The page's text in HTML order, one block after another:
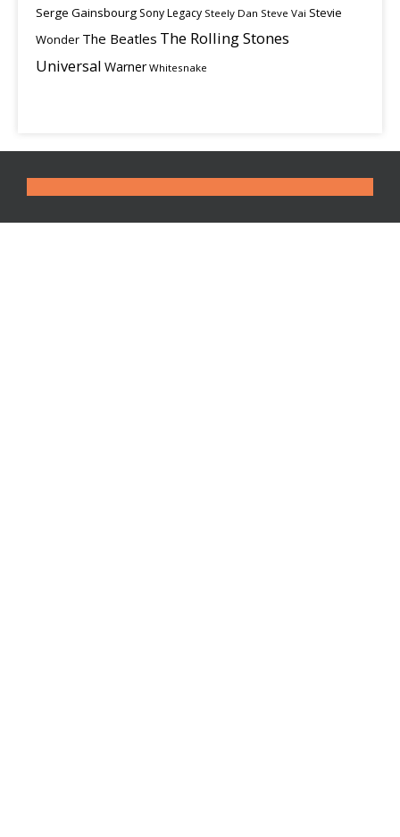
Serge Gainsbourg Sony Legacy Steely Dan Steve Vai Stevie
Wonder The Beatles The Rolling Stones
Universal Warner Whitesnake